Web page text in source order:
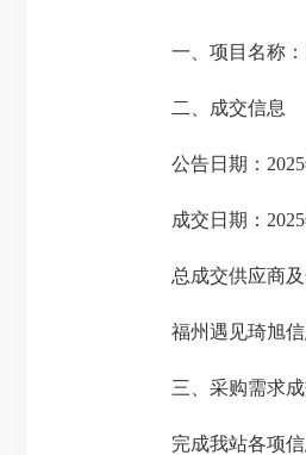
一、项目名称：
二、成交信息
公告日期：2025
成交日期：2025
总成交供应商及
福州遇见琦旭信
三、采购需求成
完成我站各项信